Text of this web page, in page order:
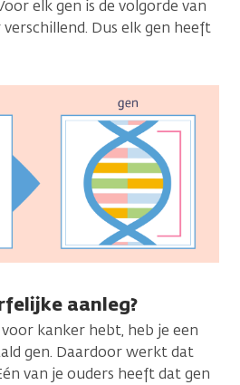
elk gen is de volgorde van
Dus elk gen heeft
aanleg?
kanker hebt, heb je een
gen. Daardoor werkt dat
van je ouders heeft dat gen